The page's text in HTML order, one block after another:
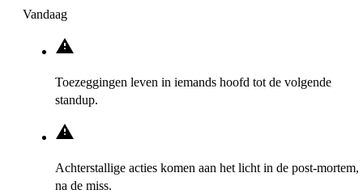
Vandaag
Toezeggingen leven in iemands hoofd tot de volgende
standup.
Achterstallige acties komen aan het licht in de post-mortem,
na de miss.